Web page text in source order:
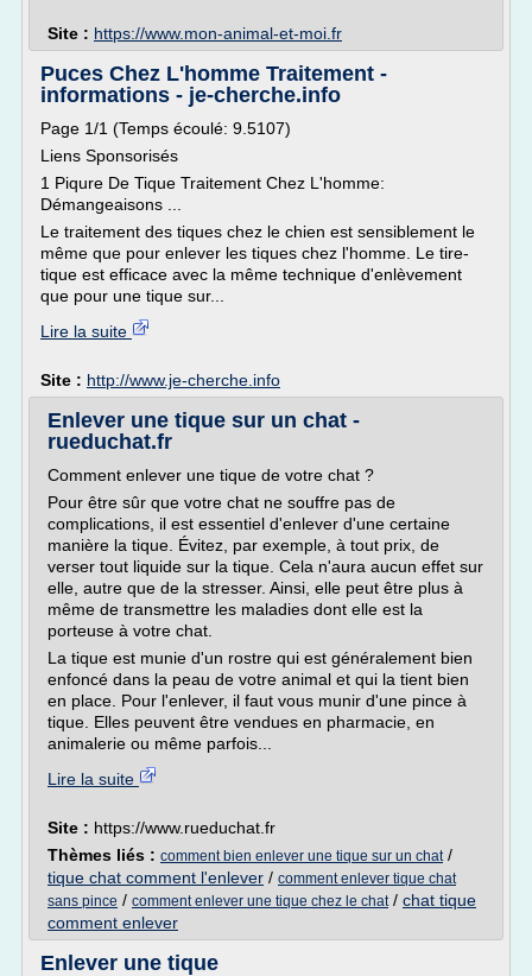
Site : https://www.mon-animal-et-moi.fr
Puces Chez L'homme Traitement -
informations - je-cherche.info
Page 1/1 (Temps écoulé: 9.5107)
Liens Sponsorisés
1 Piqure De Tique Traitement Chez L'homme:
Démangeaisons ...
Le traitement des tiques chez le chien est sensiblement le
même que pour enlever les tiques chez l'homme. Le tire-
tique est efficace avec la même technique d'enlèvement
que pour une tique sur...
Lire la suite
Site : http://www.je-cherche.info
Enlever une tique sur un chat -
rueduchat.fr
Comment enlever une tique de votre chat ?
Pour être sûr que votre chat ne souffre pas de
complications, il est essentiel d'enlever d'une certaine
manière la tique. Évitez, par exemple, à tout prix, de
verser tout liquide sur la tique. Cela n'aura aucun effet sur
elle, autre que de la stresser. Ainsi, elle peut être plus à
même de transmettre les maladies dont elle est la
porteuse à votre chat.
La tique est munie d'un rostre qui est généralement bien
enfoncé dans la peau de votre animal et qui la tient bien
en place. Pour l'enlever, il faut vous munir d'une pince à
tique. Elles peuvent être vendues en pharmacie, en
animalerie ou même parfois...
Lire la suite
Site : https://www.rueduchat.fr
Thèmes liés : comment bien enlever une tique sur un chat/
tique chat comment l'enlever / comment enlever tique chat
sans pince / comment enlever une tique chez le chat/ chat tique
comment enlever
Enlever une tique